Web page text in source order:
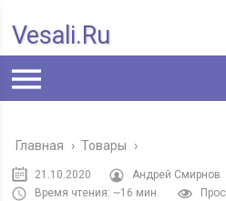
Vesali.ru
Главная › Товары ›
21.10.2020
Андрей Смирнов
Время чтения: ~16 мин.